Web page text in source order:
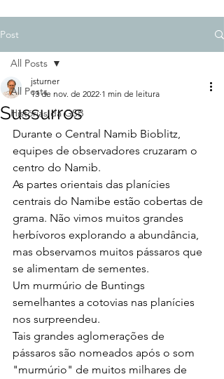
Post
All Posts
Histórias da GSB
All Posts
Sussurros
jsturner
13 de nov. de 2022 1 min de leitura
Durante o Central Namib Bioblitz,
equipes de observadores cruzaram o
centro do Namib.
As partes orientais das planícies
centrais do Namibe estão cobertas de
grama. Não vimos muitos grandes
herbívoros explorando a abundância,
mas observamos muitos pássaros que
se alimentam de sementes.
Um murmúrio de Buntings
semelhantes a cotovias nas planícies
nos surpreendeu.
Tais grandes aglomerações de
pássaros são nomeados após o som
"murmúrio" de muitos milhares de